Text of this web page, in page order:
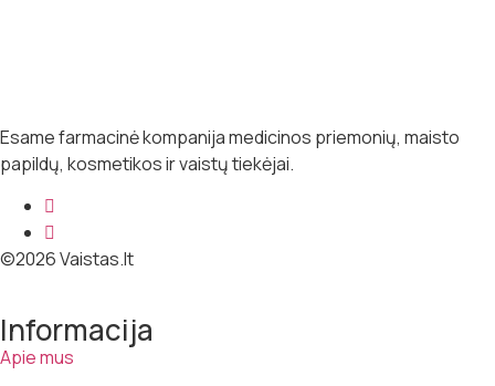
Esame farmacinė kompanija medicinos priemonių, maisto
papildų, kosmetikos ir vaistų tiekėjai.
©2026 Vaistas.lt
Informacija
Apie mus